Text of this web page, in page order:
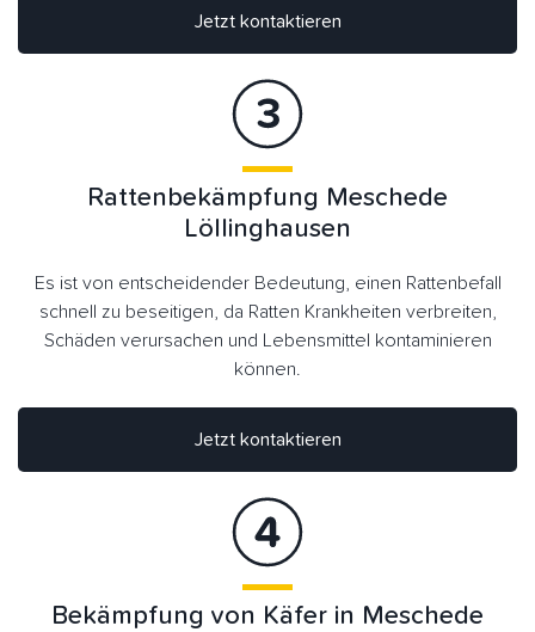
Jetzt kontaktieren
Rattenbekämpfung Meschede
Löllinghausen
Es ist von entscheidender Bedeutung, einen Rattenbefall
schnell zu beseitigen, da Ratten Krankheiten verbreiten,
Schäden verursachen und Lebensmittel kontaminieren
können.
Jetzt kontaktieren
Bekämpfung von Käfer in Meschede